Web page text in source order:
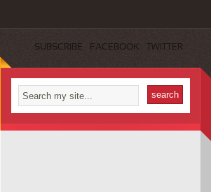
SUBSCRIBE FACEBOOK TWITTER